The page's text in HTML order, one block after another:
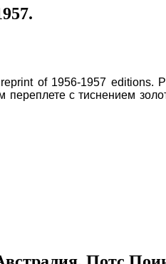
of 1956-1957 editions.
с тиснением